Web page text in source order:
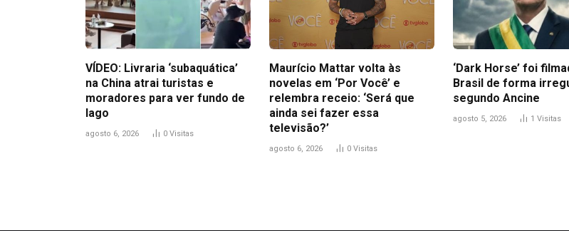
VÍDEO: Livraria ‘subaquática’
na China atrai turistas e
moradores para ver fundo de
lago
agosto 6, 2026 0 Visitas
Maurício Mattar volta às
novelas em ‘Por Você’ e
relembra receio: ‘Será que
ainda sei fazer essa
televisão?’
agosto 6, 2026 0 Visitas
‘Dark Horse’ foi
Brasil de forma
segundo Ancine
agosto 5, 2026 1 Visitas